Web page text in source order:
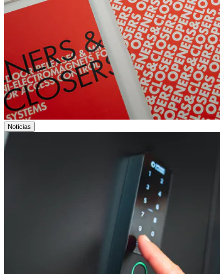
Noticias